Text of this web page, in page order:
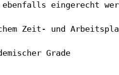
eingerecht
Zeit- und
Grade